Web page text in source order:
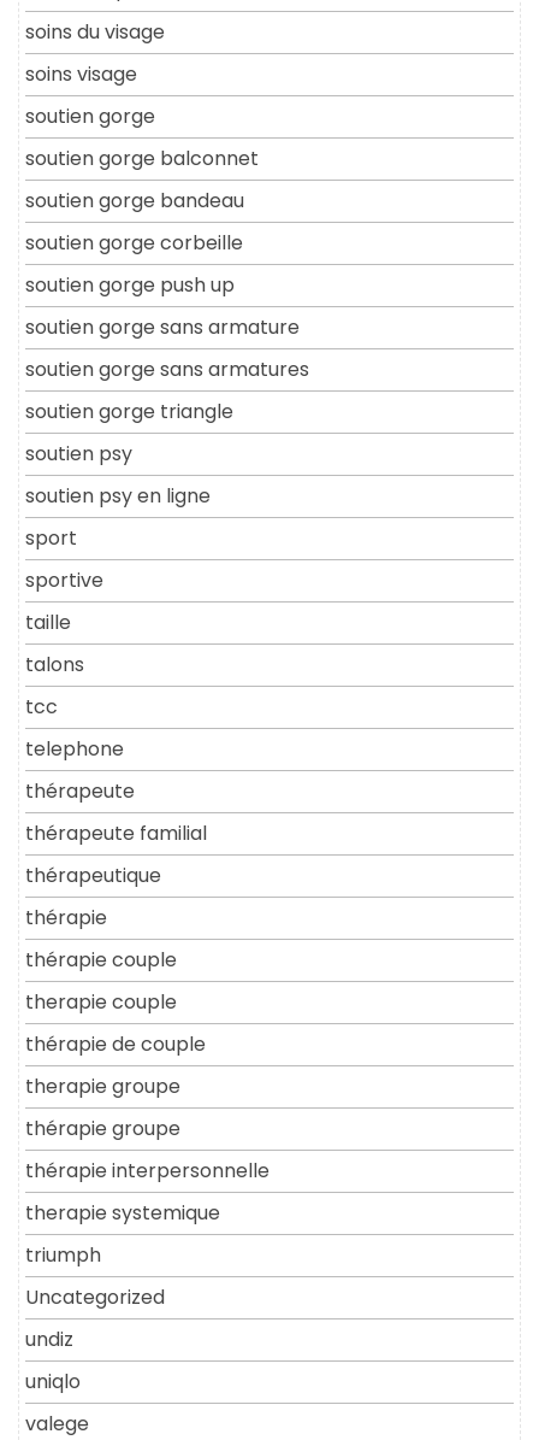
soins du visage
soins visage
soutien gorge
soutien gorge balconnet
soutien gorge bandeau
soutien gorge corbeille
soutien gorge push up
soutien gorge sans armature
soutien gorge sans armatures
soutien gorge triangle
soutien psy
soutien psy en ligne
sport
sportive
taille
talons
tcc
telephone
thérapeute
thérapeute familial
thérapeutique
thérapie
thérapie couple
therapie couple
thérapie de couple
therapie groupe
thérapie groupe
thérapie interpersonnelle
therapie systemique
triumph
Uncategorized
undiz
uniqlo
valege